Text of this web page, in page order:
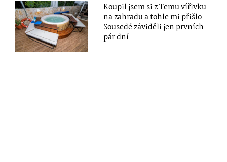
Koupil jsem si z Temu vířivku
na zahradu a tohle mi přišlo.
Sousedé záviděli jen prvních
pár dní